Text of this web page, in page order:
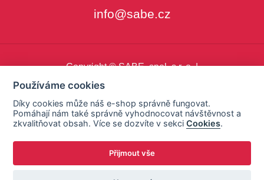
info@sabe.cz
Copyright © SABE, spol. s r. o. |
Používáme cookies
Díky cookies může náš e-shop správně fungovat.
Pomáhají nám také správně vyhodnocovat návštěvnost a
zkvalitňovat obsah. Více se dozvíte v sekciCookies.
Přijmout vše